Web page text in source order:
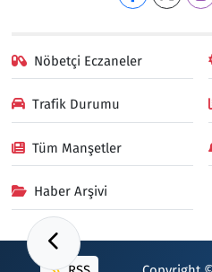
Nöbetçi Eczaneler
Trafik Durumu
Tüm Manşetler
Haber Arşivi